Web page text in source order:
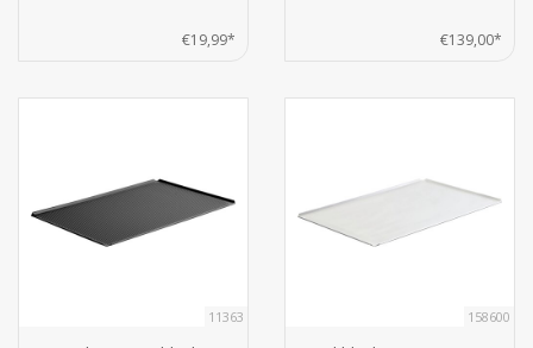
€19,99* €139,00*
11363 158600